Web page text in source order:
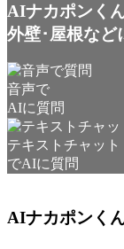
AIナカポンく
外壁･屋根など
音声で
AIに質問
テキストチャット
でAIに質問
AIナカポンく